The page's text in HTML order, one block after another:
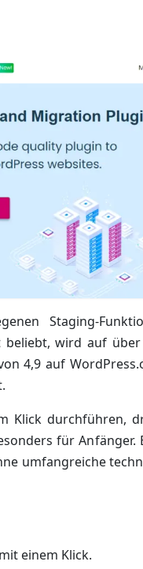
Staging-
beliebt, wird auf über
4,9 auf
Klick durchführen,
für Anfänger.
umfangreiche
einem Klick.